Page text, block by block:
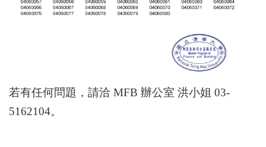
若有任何問題，請洽 MFB 辦公室 洪小姐 03-
5162104。